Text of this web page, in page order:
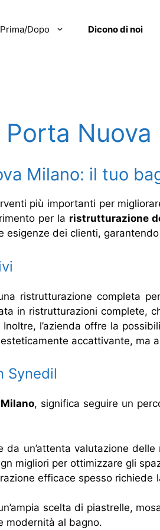
Prima/Dopo Dicono di noi
Nuova
Milano: il tuo
più importanti per
per la ristrutturazione
dei clienti,
ristrutturazione completa
in ristrutturazioni complete,
l’azienda offre la
accattivante, ma
Synedil
, significa seguire un
da un’attenta valutazione
migliori per ottimizzare gli
efficace spesso
scelta di piastrelle,
modernità al bagno.